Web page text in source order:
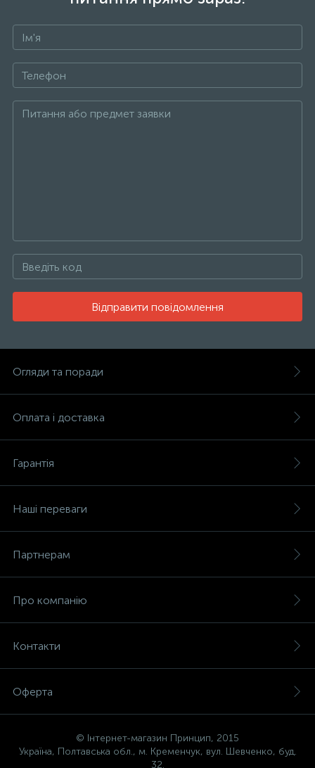
Відправити повідомлення
Огляди та поради
Оплата і доставка
Гарантія
Наші переваги
Партнерам
Про компанію
Контакти
Оферта
© Інтернет-магазин Принцип, 2015
Україна, Полтавська обл., м. Кременчук, вул. Шевченко, буд.
32.